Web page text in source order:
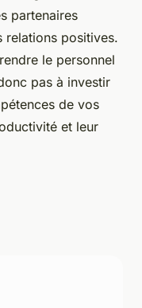
partenaires
relations positives.
le personnel
pas à investir
de vos
et leur